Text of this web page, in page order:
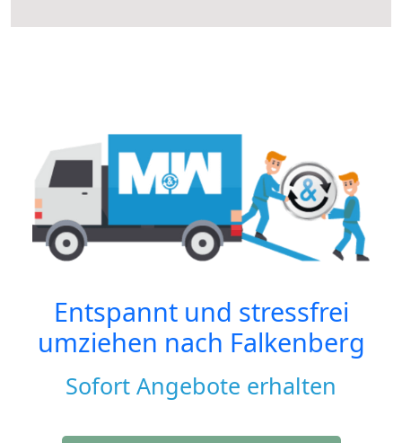
Entspannt und stressfrei
umziehen nach Falkenberg
Sofort Angebote erhalten